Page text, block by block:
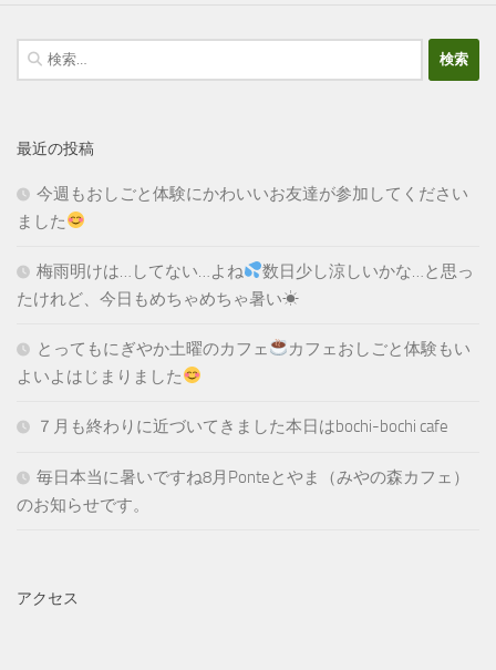
検
索:
最近の投稿
今週もおしごと体験にかわいいお友達が参加してください
ました
梅雨明けは…してない…よね
数日少し涼しいかな…と思っ
たけれど、今日もめちゃめちゃ暑い☀
とってもにぎやか土曜のカフェ
カフェおしごと体験もい
よいよはじまりました
７月も終わりに近づいてきました本日はbochi-bochi cafe
毎日本当に暑いですね8月Ponteとやま（みやの森カフェ）
のお知らせです。
アクセス